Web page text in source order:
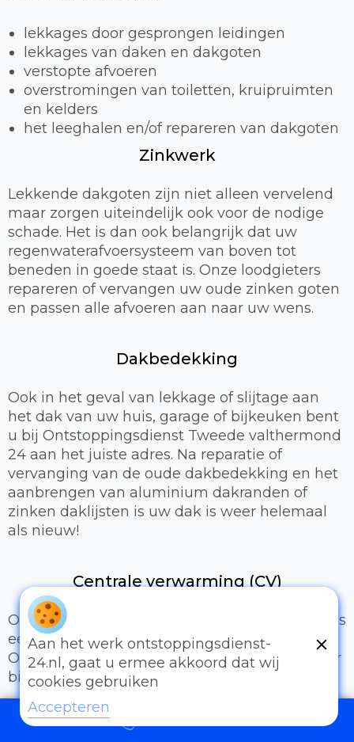
lekkages door gesprongen leidingen
lekkages van daken en dakgoten
verstopte afvoeren
overstromingen van toiletten, kruipruimten
en kelders
het leeghalen en/of repareren van dakgoten
Zinkwerk
Lekkende dakgoten zijn niet alleen vervelend
maar zorgen uiteindelijk ook voor de nodige
schade. Het is dan ook belangrijk dat uw
regenwaterafvoersysteem van boven tot
beneden in goede staat is. Onze loodgieters
repareren of vervangen uw oude zinken goten
en passen alle afvoeren aan naar uw wens.
Dakbedekking
Ook in het geval van lekkage of slijtage aan
het dak van uw huis, garage of bijkeuken bent
u bij Ontstoppingsdienst Tweede valthermond
24 aan het juiste adres. Na reparatie of
vervanging van de oude dakbedekking en het
aanbrengen van aluminium dakranden of
zinken daklijsten is uw dak is weer helemaal
als nieuw!
Centrale verwarming (CV)
Om aangenaam te kunnen wonen of werken is
een prettig binnenklimaat van groot belang.
Onze loodgieters kunnen hiervoor zorgen door
bijvoorbeeld:
Het uitbreiden of compleet installeren van
Aan het werk ontstoppingsdienst-
24.nl, gaat u ermee akkoord dat wij
cookies gebruiken
Accepteren